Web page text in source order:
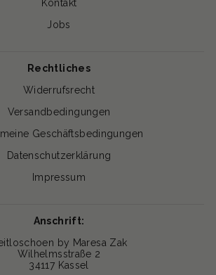
Kontakt
Jobs
Rechtliches
Widerrufsrecht
Versandbedingungen
Geschäftsbedingungen
Datenschutzerklärung
Impressum
Anschrift:
by Maresa Zak
Wilhelmsstraße 2
34117 Kassel